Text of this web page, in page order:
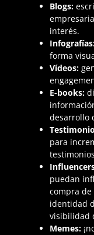
Blogs:
interés.
forma
Vídeos:
E-books:
desarrollo
para
puedan
compra
identidad
visibilidad
Memes: